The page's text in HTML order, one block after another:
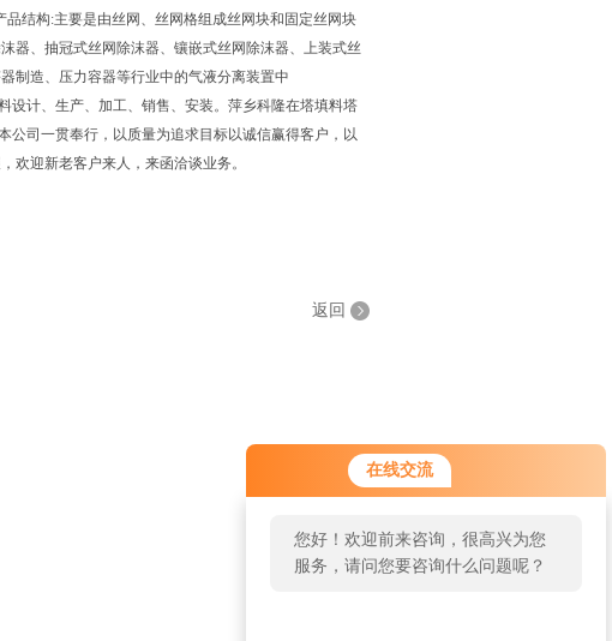
在线交流
您好！欢迎前来咨询，很高兴为您
服务，请问您要咨询什么问题呢？
品结构:主要是由丝网、丝网格组成丝网块和固定丝网块
器、抽冠式丝网除沫器、镶嵌式丝网除沫器、上装式丝
制造、压力容器等行业中的气液分离装置中
设计、生产、加工、销售、安装。萍乡科隆在塔填料塔
公司一贯奉行，以质量为追求目标以诚信赢得客户，以
欢迎新老客户来人，来函洽谈业务。
返回